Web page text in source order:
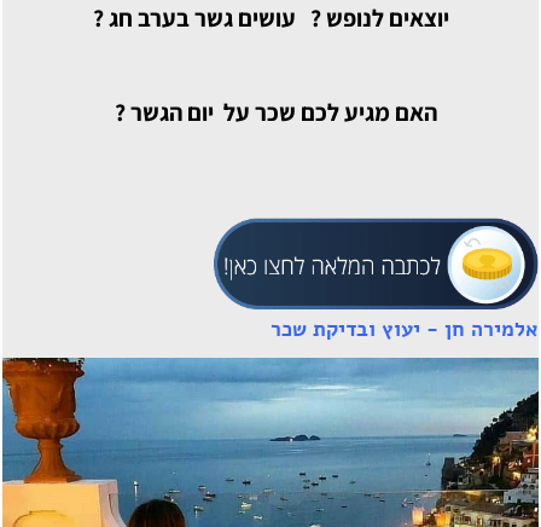
יוצאים לנופש ? עושים גשר בערב חג ?
האם מגיע לכם שכר על יום הגשר ?
אלמירה חן - יעוץ ובדיקת שכר